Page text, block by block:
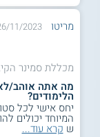
למידע נוסף
מריטו 11/2023
מכללת סמינר
מה אתה אוהב/
הלימודים?
יחס אישי לכל
המיוחד יכולים
ש קרא עוד...